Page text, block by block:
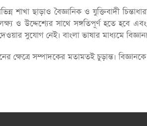
শাখা ছাড়াও বৈজ্ঞানিক ও যুক্তিবাদী
ও উদ্দেশ্যের সাথে সঙ্গতিপূর্ণ হতে হবে
সুযোগ নেই। বাংলা ভাষার মাধ্যমে
ক্ষেত্রে সম্পাদকের মতামতই চুড়ান্ত।